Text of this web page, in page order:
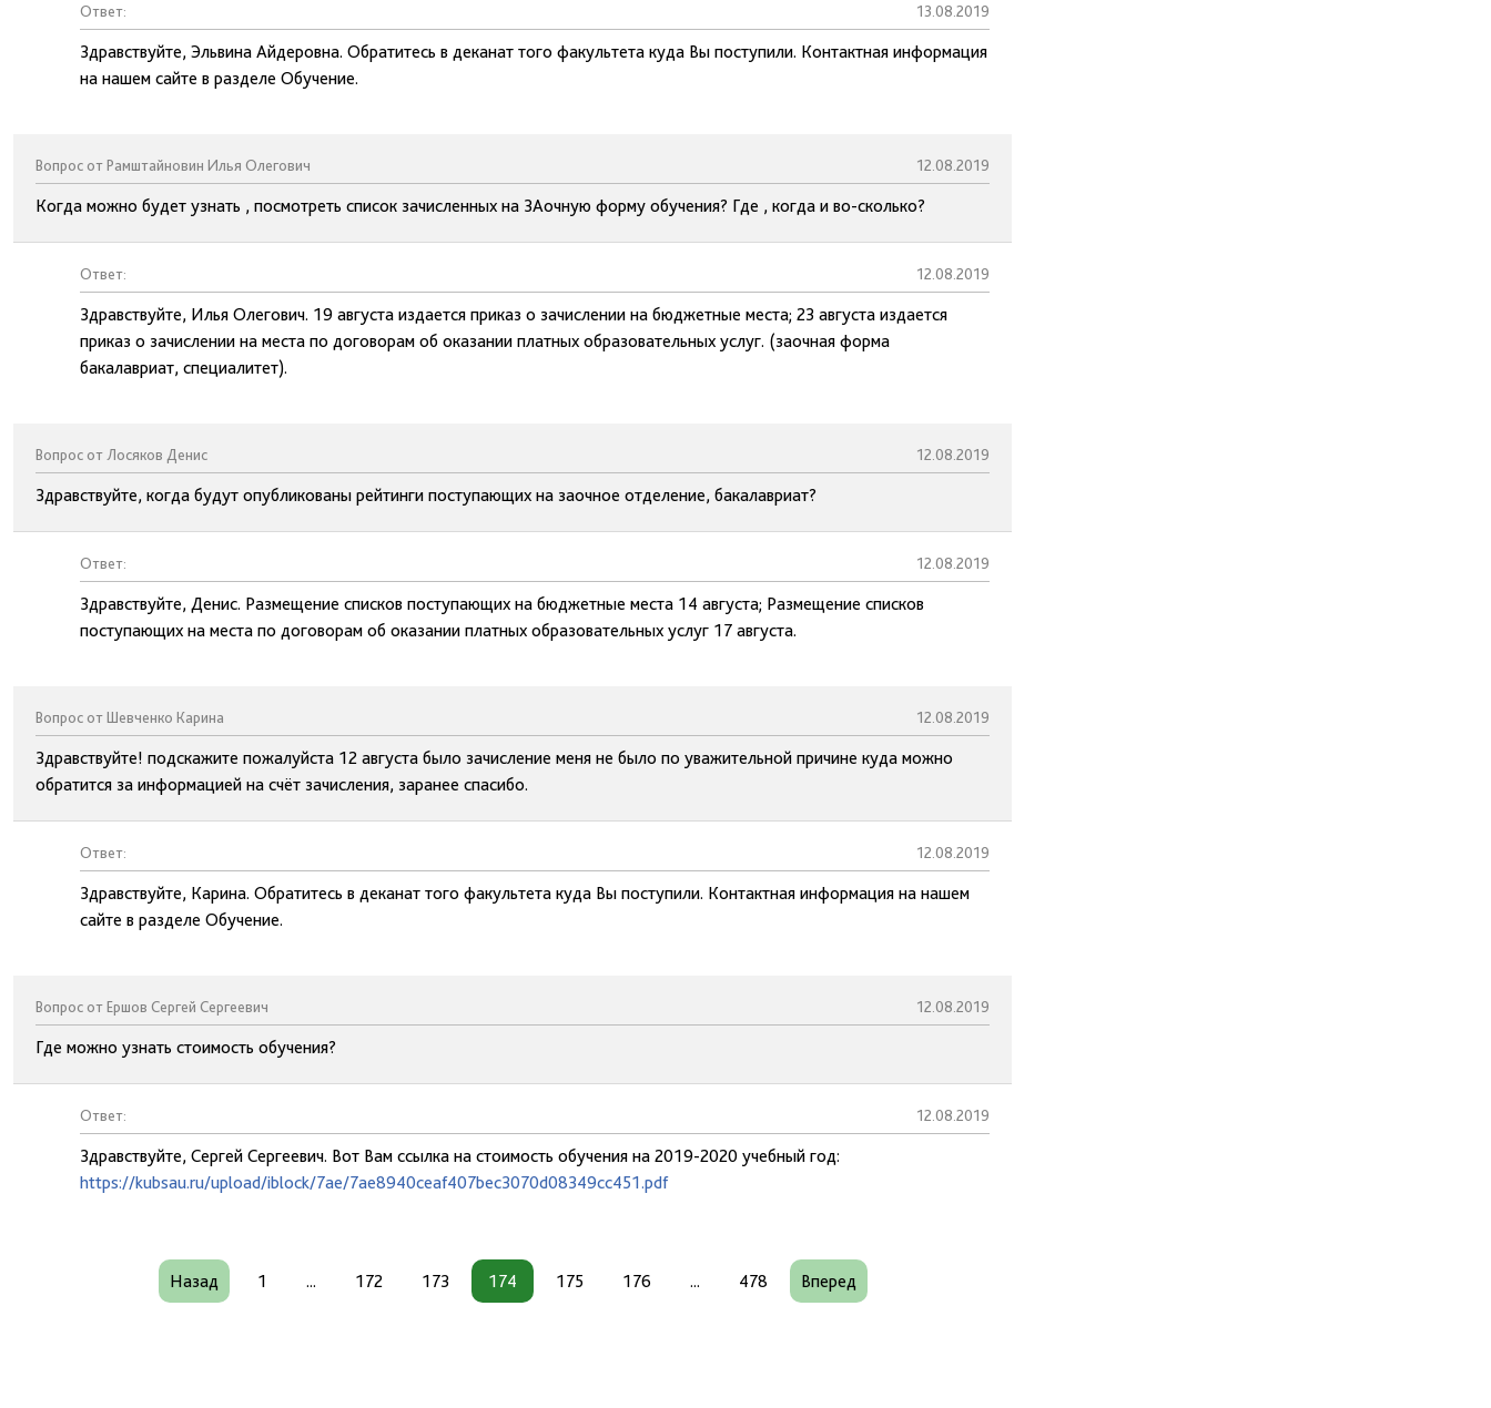
Ответ: 13.08.2019
Здравствуйте, Эльвина Айдеровна. Обратитесь в деканат того факультета куда Вы поступили. Контактная информация
на нашем сайте в разделе Обучение.
Вопрос от Рамштайновин Илья Олегович 12.08.2019
Когда можно будет узнать , посмотреть список зачисленных на ЗАочную форму обучения? Где , когда и во-сколько?
Ответ: 12.08.2019
Здравствуйте, Илья Олегович. 19 августа издается приказ о зачислении на бюджетные места; 23 августа издается
приказ о зачислении на места по договорам об оказании платных образовательных услуг. (заочная форма
бакалавриат, специалитет).
Вопрос от Лосяков Денис 12.08.2019
Здравствуйте, когда будут опубликованы рейтинги поступающих на заочное отделение, бакалавриат?
Ответ: 12.08.2019
Здравствуйте, Денис. Размещение списков поступающих на бюджетные места 14 августа; Размещение списков
поступающих на места по договорам об оказании платных образовательных услуг 17 августа.
Вопрос от Шевченко Карина 12.08.2019
Здравствуйте! подскажите пожалуйста 12 августа было зачисление меня не было по уважительной причине куда можно
обратится за информацией на счёт зачисления, заранее спасибо.
Ответ: 12.08.2019
Здравствуйте, Карина. Обратитесь в деканат того факультета куда Вы поступили. Контактная информация на нашем
сайте в разделе Обучение.
Вопрос от Ершов Сергей Сергеевич 12.08.2019
Где можно узнать стоимость обучения?
Ответ: 12.08.2019
Здравствуйте, Сергей Сергеевич. Вот Вам ссылка на стоимость обучения на 2019-2020 учебный год:
https://kubsau.ru/upload/iblock/7ae/7ae8940ceaf407bec3070d08349cc451.pdf
Назад 1 ... 172 173 174 175 176 ... 478 Вперед